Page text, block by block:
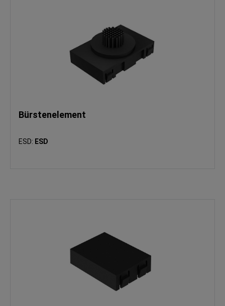
Bürstenelement
ESD: ESD